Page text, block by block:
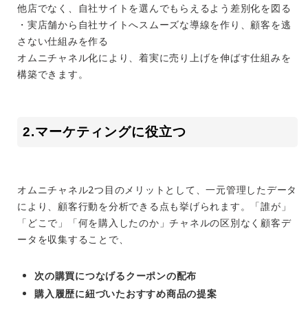
他店でなく、自社サイトを選んでもらえるよう差別化を図る
・実店舗から自社サイトへスムーズな導線を作り、顧客を逃
さない仕組みを作る
オムニチャネル化により、着実に売り上げを伸ばす仕組みを
構築できます。
2.マーケティングに役立つ
オムニチャネル2つ目のメリットとして、一元管理したデータ
により、顧客行動を分析できる点も挙げられます。「誰が」
「どこで」「何を購入したのか」チャネルの区別なく顧客デ
ータを収集することで、
次の購買につなげるクーポンの配布
購入履歴に紐づいたおすすめ商品の提案